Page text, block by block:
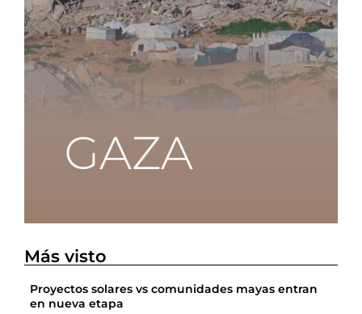
Más visto
Proyectos solares vs comunidades mayas entran
en nueva etapa